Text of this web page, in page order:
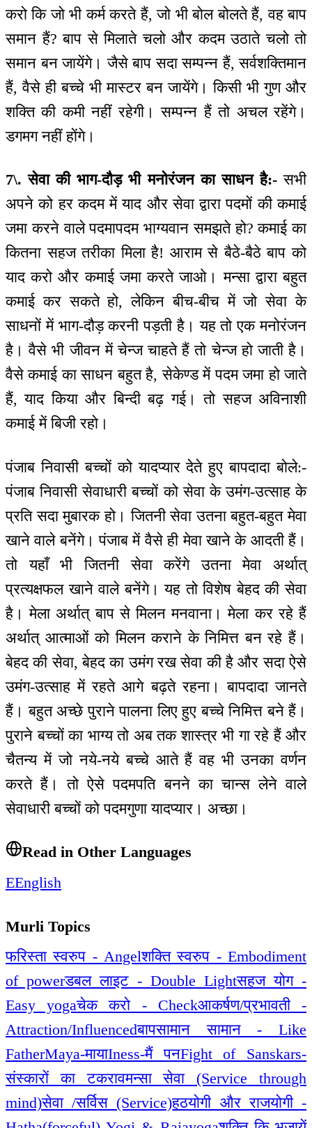
करो कि जो भी कर्म करते हैं, जो भी बोल बोलते हैं, वह बाप
समान हैं? बाप से मिलाते चलो और कदम उठाते चलो तो
समान बन जायेंगे। जैसे बाप सदा सम्पन्न हैं, सर्वशक्तिमान
हैं, वैसे ही बच्चे भी मास्टर बन जायेंगे। किसी भी गुण और
शक्ति की कमी नहीं रहेगी। सम्पन्न हैं तो अचल रहेंगे।
डगमग नहीं होंगे।
7\. सेवा की भाग-दौड़ भी मनोरंजन का साधन है:-सभी
अपने को हर कदम में याद और सेवा द्वारा पदमों की कमाई
जमा करने वाले पदमापदम भाग्यवान समझते हो? कमाई का
कितना सहज तरीका मिला है! आराम से बैठे-बैठे बाप को
याद करो और कमाई जमा करते जाओ। मन्सा द्वारा बहुत
कमाई कर सकते हो, लेकिन बीच-बीच में जो सेवा के
साधनों में भाग-दौड़ करनी पड़ती है। यह तो एक मनोरंजन
है। वैसे भी जीवन में चेन्ज चाहते हैं तो चेन्ज हो जाती है।
वैसे कमाई का साधन बहुत है, सेकेण्ड में पदम जमा हो जाते
हैं, याद किया और बिन्दी बढ़ गई। तो सहज अविनाशी
कमाई में बिजी रहो।
पंजाब निवासी बच्चों को यादप्यार देते हुए बापदादा बोले:-
पंजाब निवासी सेवाधारी बच्चों को सेवा के उमंग-उत्साह के
प्रति सदा मुबारक हो। जितनी सेवा उतना बहुत-बहुत मेवा
खाने वाले बनेंगे। पंजाब में वैसे ही मेवा खाने के आदती हैं।
तो यहाँ भी जितनी सेवा करेंगे उतना मेवा अर्थात्
प्रत्यक्षफल खाने वाले बनेंगे। यह तो विशेष बेहद की सेवा
है। मेला अर्थात् बाप से मिलन मनवाना। मेला कर रहे हैं
अर्थात् आत्माओं को मिलन कराने के निमित्त बन रहे हैं।
बेहद की सेवा, बेहद का उमंग रख सेवा की है और सदा ऐसे
उमंग-उत्साह में रहते आगे बढ़ते रहना। बापदादा जानते
हैं। बहुत अच्छे पुराने पालना लिए हुए बच्चे निमित्त बने हैं।
पुराने बच्चों का भाग्य तो अब तक शास्त्र भी गा रहे हैं और
चैतन्य में जो नये-नये बच्चे आते हैं वह भी उनका वर्णन
करते हैं। तो ऐसे पदमपति बनने का चान्स लेने वाले
सेवाधारी बच्चों को पदमगुणा यादप्यार। अच्छा।
Read in Other Languages
EEnglish
Murli Topics
फरिस्ता स्वरुप - Angelशक्ति स्वरुप - Embodiment
of powerडबल लाइट - Double Lightसहज योग -
Easy yogaचेक करो - Checkआकर्षण/प्रभावती -
Attraction/Influencedबापसामान सामान - Like
FatherMaya-मायाIness-मैं पनFight of Sanskars-
संस्कारों का टकरावमन्सा सेवा (Service through
mind)सेवा /सर्विस (Service)हठयोगी और राजयोगी -